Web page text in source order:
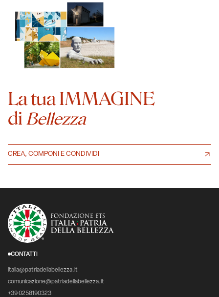
La tua IMMAGINE
di Bellezza
CREA, COMPONI E CONDIVIDI
CONTATTI
italia@patriadellabellezza.it
comunicazione@patriadellabellezza.it
+39 0258190323